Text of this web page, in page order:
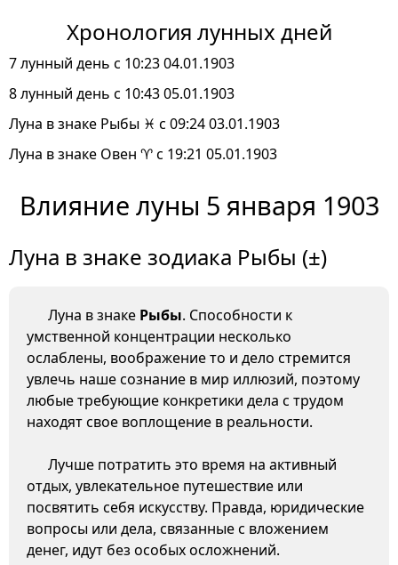
Хронология лунных дней
7 лунный день с 10:23 04.01.1903
8 лунный день с 10:43 05.01.1903
Луна в знаке Рыбы ♓ с 09:24 03.01.1903
Луна в знаке Овен ♈ с 19:21 05.01.1903
Влияние луны 5 января 1903
Луна в знаке зодиака Рыбы (±)
Луна в знаке Рыбы. Способности к
умственной концентрации несколько
ослаблены, воображение то и дело стремится
увлечь наше сознание в мир иллюзий, поэтому
любые требующие конкретики дела с трудом
находят свое воплощение в реальности.
Лучше потратить это время на активный
отдых, увлекательное путешествие или
посвятить себя искусству. Правда, юридические
вопросы или дела, связанные с вложением
денег, идут без особых осложнений.